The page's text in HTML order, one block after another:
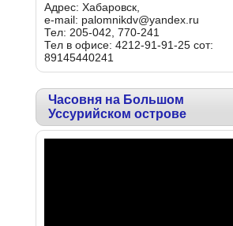
Адрес: Хабаровск,
e-mail: palomnikdv@yandex.ru
Тел: 205-042, 770-241
Тел в офисе: 4212-91-91-25 сот:
89145440241
Часовня на Большом
Уссурийском острове